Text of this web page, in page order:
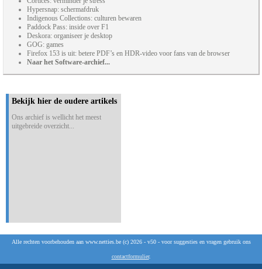
Hypersnap: schermafdruk
Indigenous Collections: culturen bewaren
Paddock Pass: inside over F1
Deskora: organiseer je desktop
GOG: games
Firefox 153 is uit: betere PDF’s en HDR-video voor fans van de browser
Naar het Software-archief...
Bekijk hier de oudere artikels
Ons archief is wellicht het meest
uitgebreide overzicht...
Alle rechten voorbehouden aan www.netties.be (c) 2026 - v50 - voor suggesties en vragen gebruik ons
contactformulier.